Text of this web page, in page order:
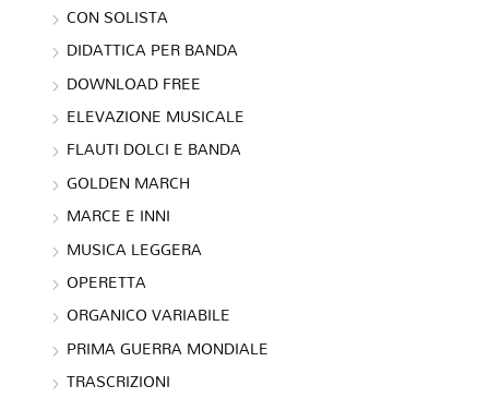
CON SOLISTA
DIDATTICA PER BANDA
DOWNLOAD FREE
ELEVAZIONE MUSICALE
FLAUTI DOLCI E BANDA
GOLDEN MARCH
MARCE E INNI
MUSICA LEGGERA
OPERETTA
ORGANICO VARIABILE
PRIMA GUERRA MONDIALE
TRASCRIZIONI